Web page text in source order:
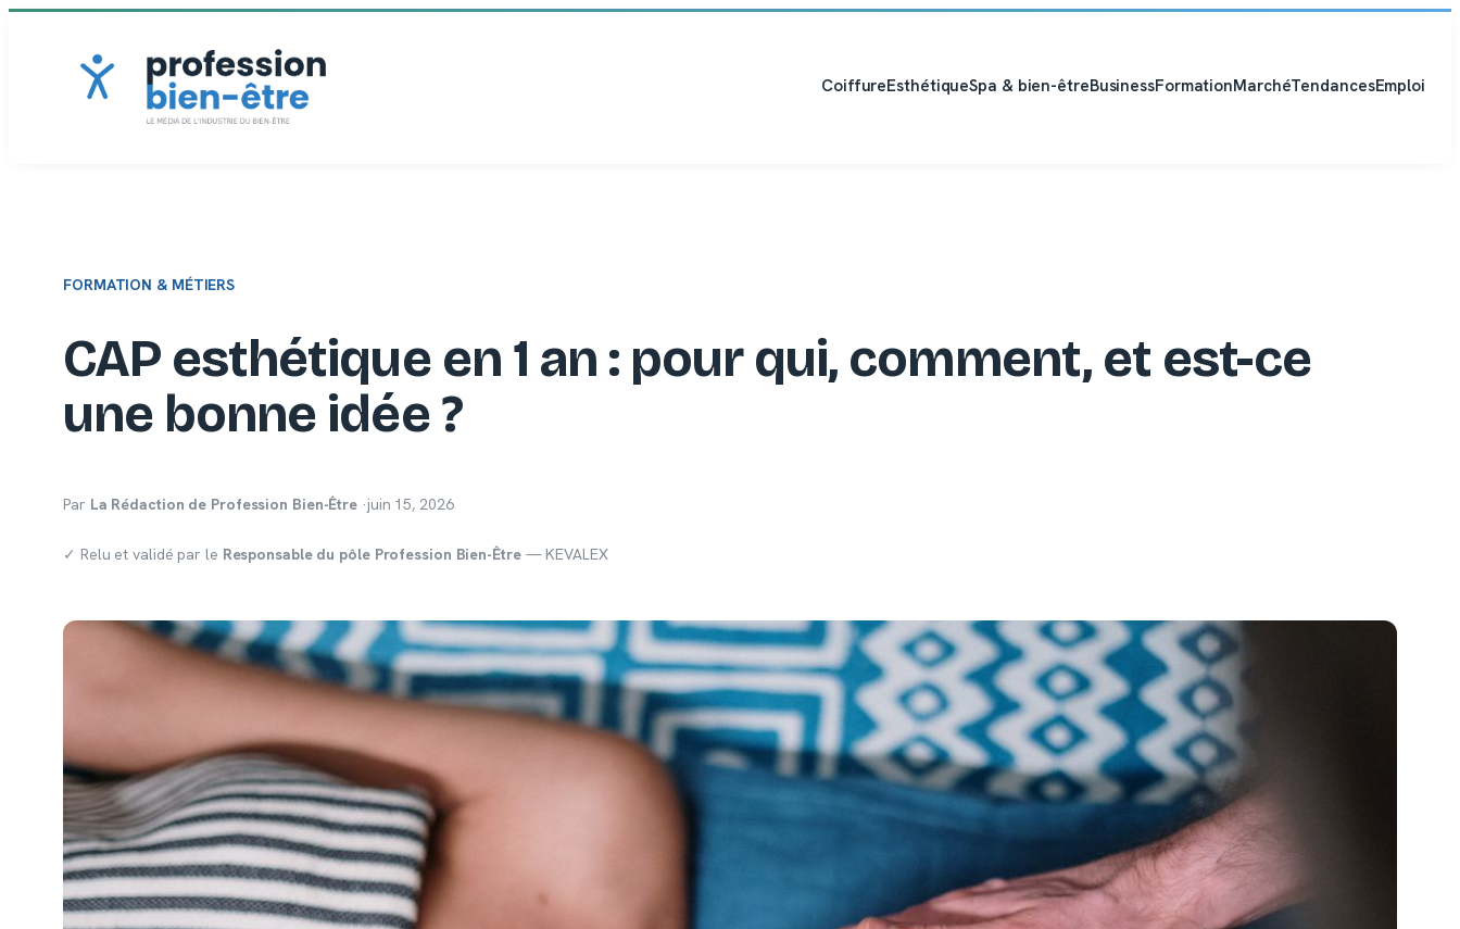
CoiffureEsthétiqueSpa & bien-êtreBusinessFormationMarchéTendancesEmploi
FORMATION & MÉTIERS
CAP esthétique en 1 an : pour qui, comment, et est-ce
une bonne idée ?
Par La Rédaction de Profession Bien-Être ·juin 15, 2026
✓ Relu et validé par le Responsable du pôle Profession Bien-Être— KEVALEX